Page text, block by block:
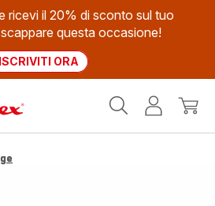
ricevi il 20% di sconto sul tuo
questa occasione!
ISCRIVITI ORA
Il